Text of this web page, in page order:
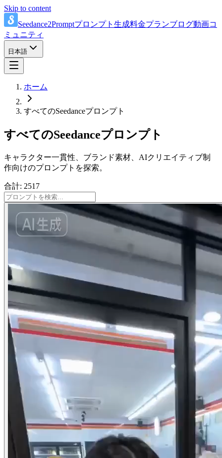
Skip to content
Seedance2Promptプロンプト 生成料金プランブログ動画コ
ミュニティ
日本語
ホーム
すべてのSeedanceプロンプト
すべてのSeedanceプロンプト
キャラクター一貫性、ブランド素材、AIクリエイティブ制
作向けのプロンプトを探索。
合計: 2517